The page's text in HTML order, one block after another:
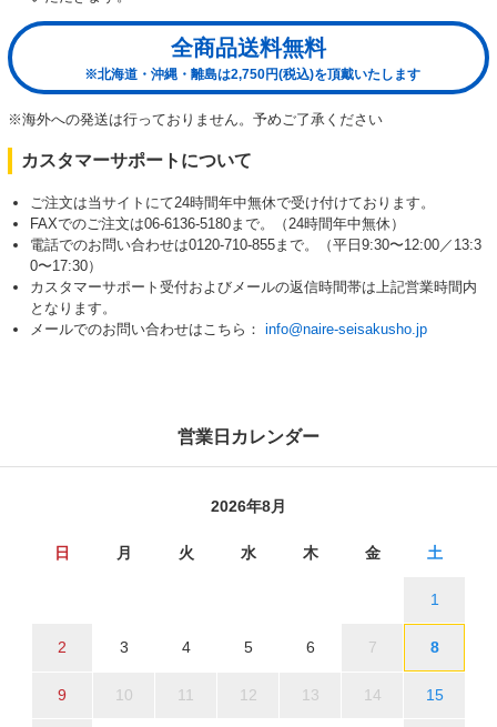
全商品送料無料
※北海道・沖縄・離島は2,750円(税込)を頂戴いたします
※海外への発送は行っておりません。予めご了承ください
カスタマーサポートについて
ご注文は当サイトにて24時間年中無休で受け付けております。
FAXでのご注文は06-6136-5180まで。（24時間年中無休）
電話でのお問い合わせは0120-710-855まで。（平日9:30〜12:00／13:3
0〜17:30）
カスタマーサポート受付およびメールの返信時間帯は上記営業時間内
となります。
メールでのお問い合わせはこちら： info@naire-seisakusho.jp
営業日カレンダー
2026年8月
日 月 火 水 木 金 土
1
2 3 4 5 6 7 8
9 10 11 12 13 14 15